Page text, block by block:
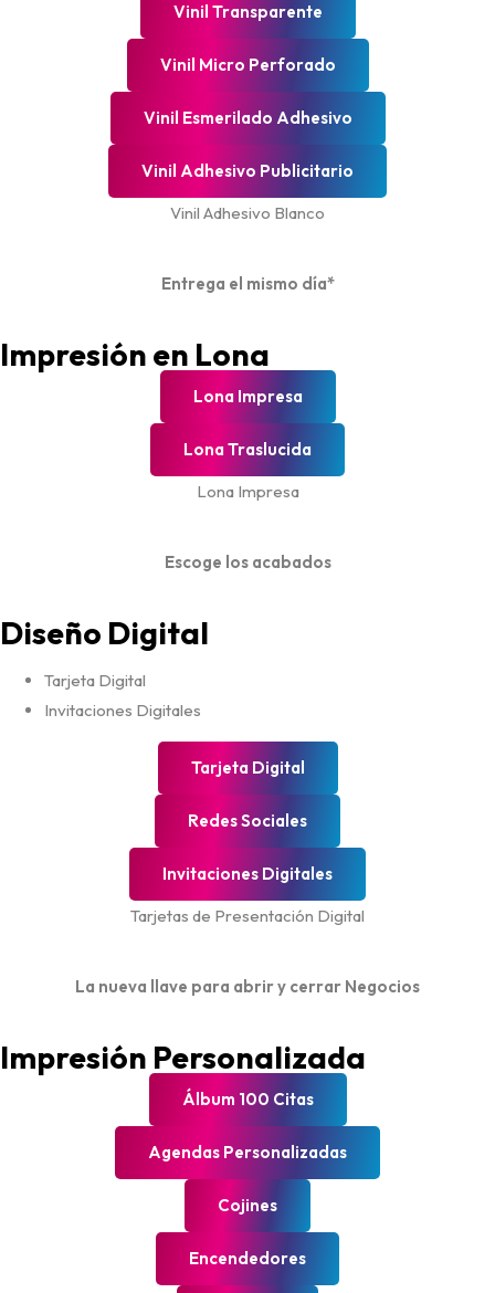
Vinil Transparente
Vinil Micro Perforado
Vinil Esmerilado Adhesivo
Vinil Adhesivo Publicitario
Vinil Adhesivo Blanco
Entrega el mismo día*
Impresión en Lona
Lona Impresa
Lona Traslucida
Lona Impresa
Escoge los acabados
Diseño Digital
Tarjeta Digital
Invitaciones Digitales
Tarjeta Digital
Redes Sociales
Invitaciones Digitales
Tarjetas de Presentación Digital
La nueva llave para abrir y cerrar Negocios
Impresión Personalizada
Álbum 100 Citas
Agendas Personalizadas
Cojines
Encendedores